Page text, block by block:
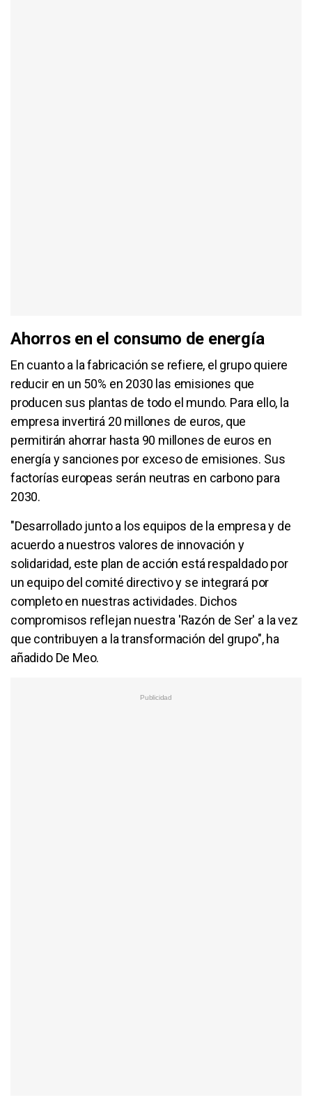
Ahorros en el consumo de energía
En cuanto a la fabricación se refiere, el grupo quiere
reducir en un 50% en 2030 las emisiones que
producen sus plantas de todo el mundo. Para ello, la
empresa invertirá 20 millones de euros, que
permitirán ahorrar hasta 90 millones de euros en
energía y sanciones por exceso de emisiones. Sus
factorías europeas serán neutras en carbono para
2030.
"Desarrollado junto a los equipos de la empresa y de
acuerdo a nuestros valores de innovación y
solidaridad, este plan de acción está respaldado por
un equipo del comité directivo y se integrará por
completo en nuestras actividades. Dichos
compromisos reflejan nuestra 'Razón de Ser' a la vez
que contribuyen a la transformación del grupo", ha
añadido De Meo.